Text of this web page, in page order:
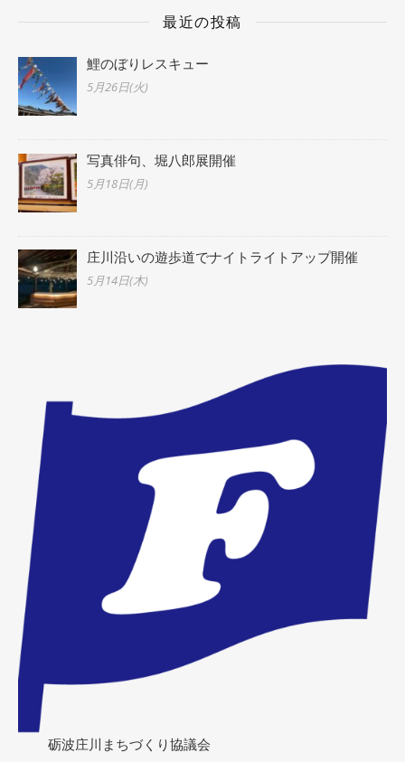
最近の投稿
鯉のぼりレスキュー
5月26日(火)
写真俳句、堀八郎展開催
5月18日(月)
庄川沿いの遊歩道でナイトライトアップ開催
5月14日(木)
砺波庄川まちづくり協議会